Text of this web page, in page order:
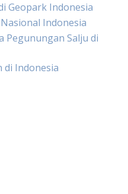
Geopark Indonesia
Indonesia
Pegunungan Salju di
di Indonesia